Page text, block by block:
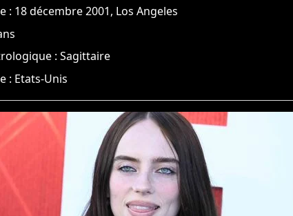
: 18 décembre 2001, Los Angeles
:Sagittaire
: Etats-Unis